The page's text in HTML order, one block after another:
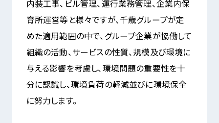
内装工事、ビル管理、運行業務管理、企業内保
育所運営等と様々ですが、千歳グループが定
めた適用範囲の中で、グループ企業が協働して
組織の活動、サービスの性質、規模及び環境に
与える影響を考慮し、環境問題の重要性を十
分に認識し、環境負荷の軽減並びに環境保全
に努力します。